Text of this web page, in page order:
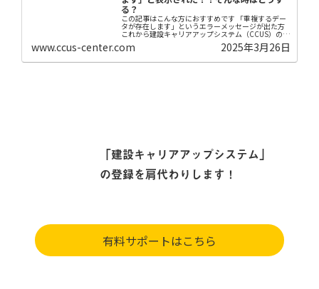
る？
この記事はこんな方におすすめです 「重複するデー
タが存在します」というエラーメッセージが出た方
これから建設キャリアアップシステム（CCUS）の登
録を考えている方 企業の担当者や事業主の方 近年、
国が推し進めている「建設キャリアアップシステ...
www.ccus-center.com 2025年3月26日
「建設キャリアアップシステム」
の登録を肩代わりします！
有料サポートはこちら